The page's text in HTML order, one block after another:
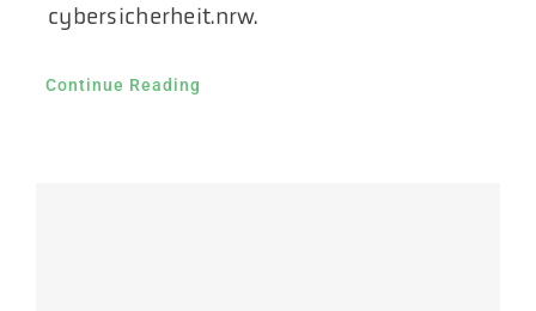
cybersicherheit.nrw.
Continue Reading